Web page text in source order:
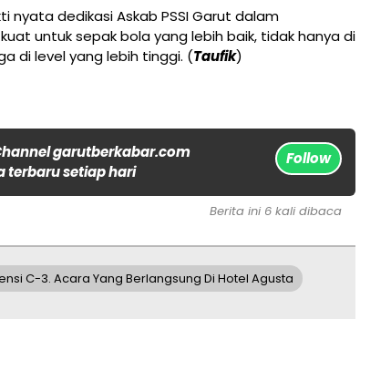
nyata dedikasi Askab PSSI Garut dalam
untuk sepak bola yang lebih baik, tidak hanya di
di level yang lebih tinggi. (Taufik)
garutberkabar.com
terbaru setiap hari
Follow
Berita ini 6 kali dibaca
C-3. Acara Yang Berlangsung Di Hotel Agusta